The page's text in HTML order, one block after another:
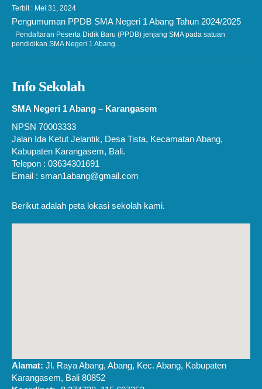
Terbit : Mei 31, 2024
Pengumuman PPDB SMA Negeri 1 Abang Tahun 2024/2025
Pendaftaran Peserta Didik Baru (PPDB) jenjang SMA pada satuan
pendidikan SMA Negeri 1 Abang..
Info Sekolah
SMA Negeri 1 Abang – Karangasem
NPSN 70003333
Jalan Ida Ketut Jelantik, Desa Tista, Kecamatan Abang,
Kabupaten Karangasem, Bali.
Telepon : 03634301691
Email : sman1abang@gmail.com
Berikut adalah peta lokasi sekolah kami.
Alamat: Jl. Raya Abang, Abang, Kec. Abang, Kabupaten
Karangasem, Bali 80852